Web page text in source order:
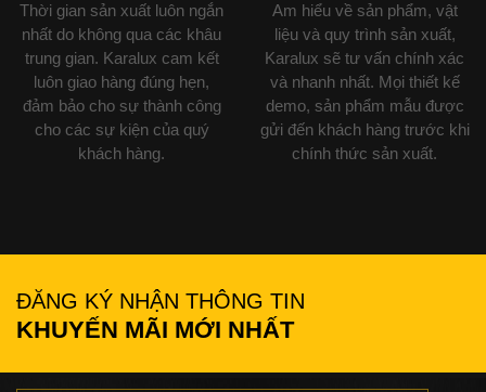
Thời gian sản xuất luôn ngắn
nhất do không qua các khâu
trung gian. Karalux cam kết
luôn giao hàng đúng hẹn,
đảm bảo cho sự thành công
cho các sự kiện của quý
khách hàng.
Am hiểu về sản phẩm, vật
liệu và quy trình sản xuất,
Karalux sẽ tư vấn chính xác
và nhanh nhất. Mọi thiết kế
demo, sản phẩm mẫu được
gửi đến khách hàng trước khi
chính thức sản xuất.
ĐĂNG KÝ NHẬN THÔNG TIN
KHUYẾN MÃI MỚI NHẤT